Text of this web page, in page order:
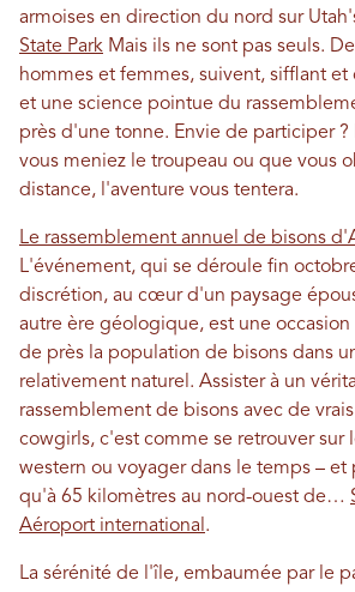
armoises en direction du nord sur
State Park Mais ils ne sont pas seuls.
hommes et femmes, suivent, sifflant et
et une science pointue du
près d'une tonne. Envie de participer ?
vous meniez le troupeau ou que vous
distance, l'aventure vous tentera.
Le rassemblement annuel de bisons
L'événement, qui se déroule fin
discrétion, au cœur d'un paysage
autre ère géologique, est une
de près la population de bisons dans
relativement naturel. Assister à un
rassemblement de bisons avec de
cowgirls, c'est comme se retrouver sur
western ou voyager dans le temps – et
qu'à 65 kilomètres au nord-ouest de…
Aéroport international .
La sérénité de l'île, embaumée par le